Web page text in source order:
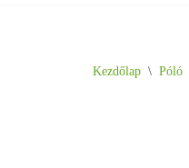
Kezdőlap \ Póló